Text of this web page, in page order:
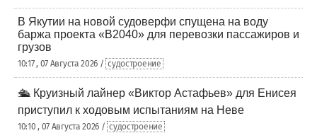
В Якутии на новой судоверфи спущена на воду
баржа проекта «В2040» для перевозки пассажиров и
грузов
10:17 , 07 Августа 2026 / судостроение
🛳️ Круизный лайнер «Виктор Астафьев» для Енисея
приступил к ходовым испытаниям на Неве
10:10 , 07 Августа 2026 / судостроение